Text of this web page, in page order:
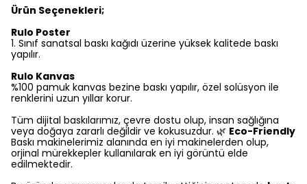
Ürün Seçenekleri;
Rulo Poster
1.⁠ ⁠Sınıf sanatsal baskı kağıdı üzerine yüksek kalitede baskı
yapılır.
Rulo Kanvas
%100 pamuk kanvas bezine baskı yapılır, özel solüsyon ile
renklerini uzun yıllar korur.
Tüm dijital baskılarımız, çevre dostu olup, insan sağlığına
veya doğaya zararlı değildir ve kokusuzdur. 🌿 Eco-Friendly
Baskı makinelerimiz alanında en iyi makinelerden olup,
orjinal mürekkepler kullanılarak en iyi görüntü elde
edilmektedir.